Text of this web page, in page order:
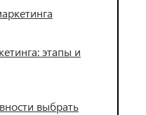
этапы и
выбрать